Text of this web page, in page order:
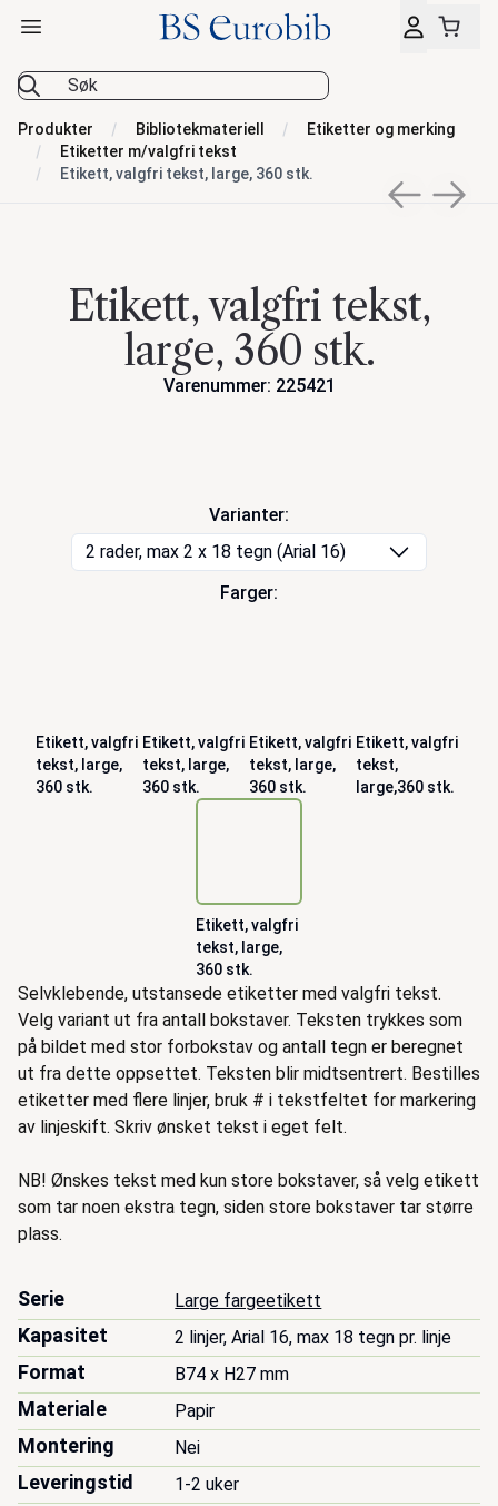
BS Eurobib
Åpne hovedmeny
Produkter Bibliotekmateriell
Etiketter og merking
Etiketter m/valgfri tekst
Etikett, valgfri tekst, large, 360 stk.
Previous
Next
Etikett, valgfri tekst,
large, 360 stk.
Varenummer: 225421
Varianter:
2 rader, max 2 x 18 tegn (Arial 16)
Farger:
Etikett, valgfri
tekst, large,
360 stk.
Etikett, valgfri
tekst, large,
360 stk.
Etikett, valgfri
tekst, large,
360 stk.
Etikett, valgfri
tekst,
large,360 stk.
Etikett, valgfri
tekst, large,
360 stk.
Beskrivelse
Selvklebende, utstansede etiketter med valgfri tekst.
Velg variant ut fra antall bokstaver. Teksten trykkes som
på bildet med stor forbokstav og antall tegn er beregnet
ut fra dette oppsettet. Teksten blir midtsentrert. Bestilles
etiketter med flere linjer, bruk # i tekstfeltet for markering
av linjeskift. Skriv ønsket tekst i eget felt.
NB! Ønskes tekst med kun store bokstaver, så velg etikett
som tar noen ekstra tegn, siden store bokstaver tar større
plass.
Serie Large fargeetikett
Kapasitet 2 linjer, Arial 16, max 18 tegn pr. linje
Format B74 x H27 mm
Materiale Papir
Montering Nei
Leveringstid 1-2 uker